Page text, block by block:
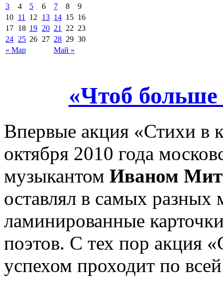
« Мар Май »
3
4 5 6 7 8
9
10 11 12 13 14 15 16
17 18 19 20 21 22 23
24 25 26 27 28 29 30
«Чтоб
Впервые акция «Стихи в
октября 2010 года
музыкантом Иваном
оставлял в самых
ламинированные
поэтов. С тех пор акция
успехом проходит по